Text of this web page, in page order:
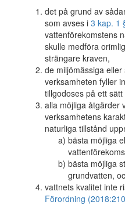
det på grund av
som avses i 3 kap. 1
vattenförekomstens
skulle medföra
strängare kraven,
de miljömässiga
verksamheten fyller
tillgodoses på ett
alla möjliga åtgärder
verksamhetens
naturliga tillstånd
bästa möjliga
bästa möjliga
grundvatten,
vattnets kvalitet inte
Förordning